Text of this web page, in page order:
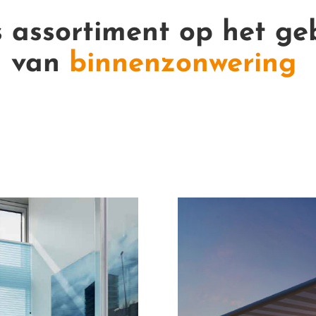
assortiment op het
van binnenzonwering